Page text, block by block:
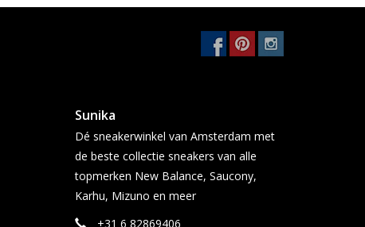
Sunika
Dé sneakerwinkel van Amsterdam met
de beste collectie sneakers van alle
topmerken New Balance, Saucony,
Karhu, Mizuno en meer
+31 6 82869406